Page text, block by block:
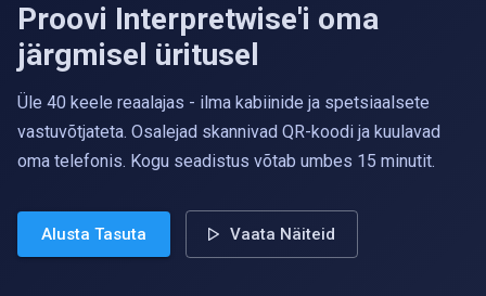
Proovi Interpretwise'i oma
järgmisel üritusel
Üle 40 keele reaalajas - ilma kabiinide ja spetsiaalsete
vastuvõtjateta. Osalejad skannivad QR-koodi ja kuulavad
oma telefonis. Kogu seadistus võtab umbes 15 minutit.
Alusta Tasuta Vaata Näiteid